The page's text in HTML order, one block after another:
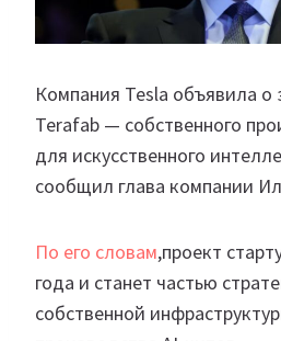
Компания Tesla объявила о
Terafab — собственного
для искусственного
сообщил глава компании
По его словам,проект
года и станет частью
собственной